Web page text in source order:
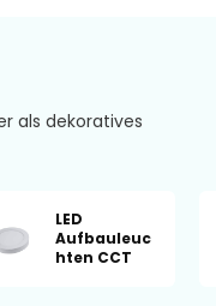
als dekoratives
LED
Aufbauleuc
hten CCT